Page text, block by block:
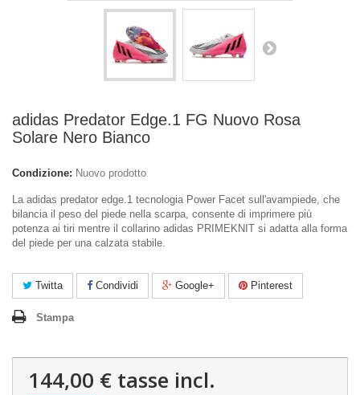
adidas Predator Edge.1 FG Nuovo Rosa
Solare Nero Bianco
Condizione: Nuovo prodotto
La adidas predator edge.1 tecnologia Power Facet sull'avampiede, che
bilancia il peso del piede nella scarpa, consente di imprimere più
potenza ai tiri mentre il collarino adidas PRIMEKNIT si adatta alla forma
del piede per una calzata stabile.
Twitta Condividi Google+ Pinterest
Stampa
144,00 € tasse incl.